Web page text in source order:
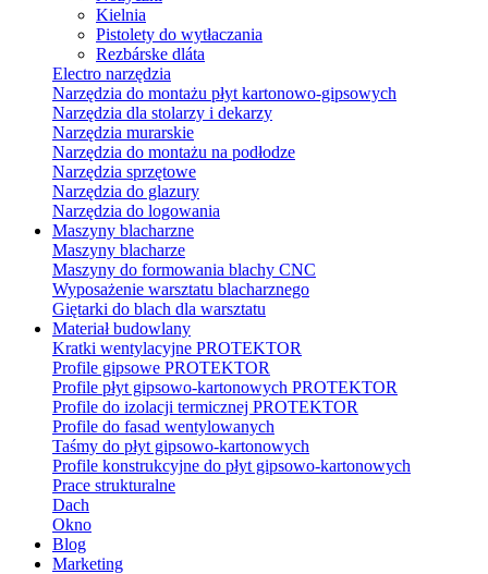
Kielnia
Pistolety do wytłaczania
Rezbárske dláta
Electro narzędzia
Narzędzia do montażu płyt kartonowo-gipsowych
Narzędzia dla stolarzy i dekarzy
Narzędzia murarskie
Narzędzia do montażu na podłodze
Narzędzia sprzętowe
Narzędzia do glazury
Narzędzia do logowania
Maszyny blacharzne
Maszyny blacharze
Maszyny do formowania blachy CNC
Wyposażenie warsztatu blacharznego
Giętarki do blach dla warsztatu
Materiał budowlany
Kratki wentylacyjne PROTEKTOR
Profile gipsowe PROTEKTOR
Profile płyt gipsowo-kartonowych PROTEKTOR
Profile do izolacji termicznej PROTEKTOR
Profile do fasad wentylowanych
Taśmy do płyt gipsowo-kartonowych
Profile konstrukcyjne do płyt gipsowo-kartonowych
Prace strukturalne
Dach
Okno
Blog
Marketing